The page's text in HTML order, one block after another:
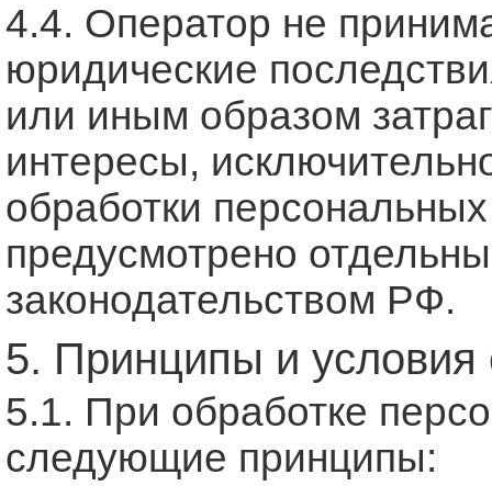
4.4. Оператор не
юридические
или иным образом
интересы,
обработки
предусмотрено
законодательством РФ.
5. Принципы и условия
5.1. При обработке
следующие принципы: